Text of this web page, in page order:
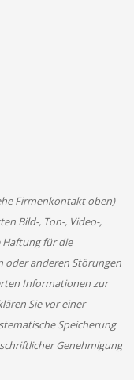
Firmenkontakt oben)
Bild-, Ton-, Video-,
für die
oder anderen Störungen
Informationen zur
Sie vor einer
Speicherung
Genehmigung